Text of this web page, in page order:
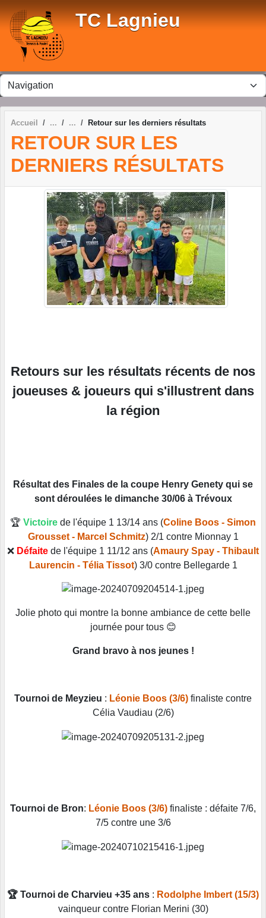
TC Lagnieu
Accueil Retour sur les derniers résultats
RETOUR SUR LES
DERNIERS RÉSULTATS
Retours sur les résultats récents de nos
joueuses & joueurs qui s'illustrent dans
la région
Résultat des Finales de la coupe Henry Genety qui se
sont déroulées le dimanche 30/06 à Trévoux
🏆 Victoire de l'équipe 1 13/14 ans (Coline Boos - Simon
Grousset - Marcel Schmitz) 2/1 contre Mionnay 1
❌ Défaite de l'équipe 1 11/12 ans (Amaury Spay - Thibault
Laurencin - Télia Tissot) 3/0 contre Bellegarde 1
Jolie photo qui montre la bonne ambiance de cette belle
journée pour tous 😊
Grand bravo à nos jeunes !
Tournoi de Meyzieu : Léonie Boos (3/6) finaliste contre
Célia Vaudiau (2/6)
Tournoi de Bron: Léonie Boos (3/6) finaliste : défaite 7/6,
7/5 contre une 3/6
🏆 Tournoi de Charvieu +35 ans : Rodolphe Imbert (15/3)
vainqueur contre Florian Merini (30)